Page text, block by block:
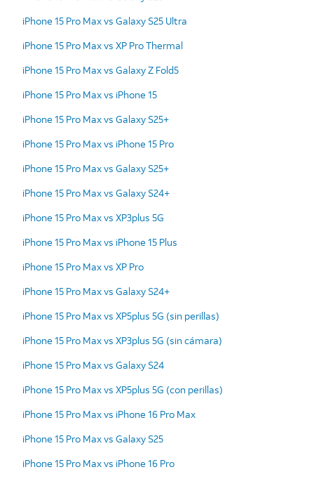
iPhone 15 Pro Max vs Galaxy S25 Ultra
iPhone 15 Pro Max vs XP Pro Thermal
iPhone 15 Pro Max vs Galaxy Z Fold5
iPhone 15 Pro Max vs iPhone 15
iPhone 15 Pro Max vs Galaxy S25+
iPhone 15 Pro Max vs iPhone 15 Pro
iPhone 15 Pro Max vs Galaxy S25+
iPhone 15 Pro Max vs Galaxy S24+
iPhone 15 Pro Max vs XP3plus 5G
iPhone 15 Pro Max vs iPhone 15 Plus
iPhone 15 Pro Max vs XP Pro
iPhone 15 Pro Max vs Galaxy S24+
iPhone 15 Pro Max vs XP5plus 5G (sin perillas)
iPhone 15 Pro Max vs XP3plus 5G (sin cámara)
iPhone 15 Pro Max vs Galaxy S24
iPhone 15 Pro Max vs XP5plus 5G (con perillas)
iPhone 15 Pro Max vs iPhone 16 Pro Max
iPhone 15 Pro Max vs Galaxy S25
iPhone 15 Pro Max vs iPhone 16 Pro